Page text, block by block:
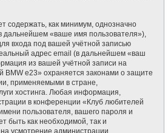
содержать, как минимум, однозначно
дальнейшем «ваше имя пользователя»),
входа под вашей учётной записью
адрес email (в дальнейшем «ваш
из вашей учётной записи на
e23» охраняется законами о защите
применяемыми в стране,
хостинга. Любая информация,
в конференции «Клуб любителей
пользователя, вашего пароля и
быть как необходимой, так и
усмотрение администрации